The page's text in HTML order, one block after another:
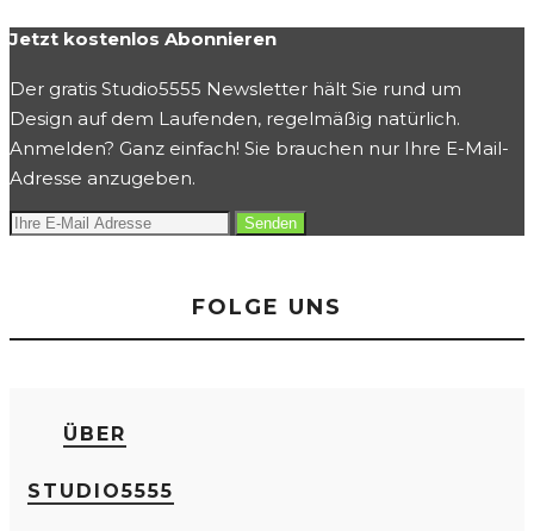
Jetzt kostenlos Abonnieren
Der gratis Studio5555 Newsletter hält Sie rund um
Design auf dem Laufenden, regelmäßig natürlich.
Anmelden? Ganz einfach! Sie brauchen nur Ihre E-Mail-
Adresse anzugeben.
FOLGE UNS
ÜBER
STUDIO5555